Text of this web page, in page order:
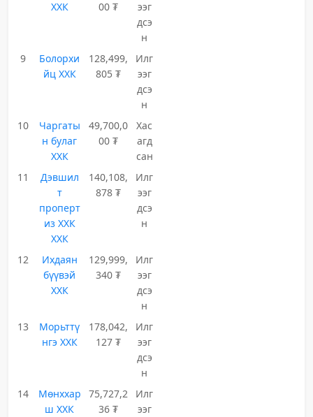
ХХК
00 ₮
ээг
дсэ
н
9
Болорхи
йц ХХК
128,499,
805 ₮
Илг
ээг
дсэ
н
10
Чаргаты
н булаг
ХХК
49,700,0
00 ₮
Хас
агд
сан
11
Дэвшил
т
проперт
из ХХК
ХХК
140,108,
878 ₮
Илг
ээг
дсэ
н
12
Ихдаян
бүүвэй
ХХК
129,999,
340 ₮
Илг
ээг
дсэ
н
13
Морьттү
нгэ ХХК
178,042,
127 ₮
Илг
ээг
дсэ
н
14
Мөнххар
ш ХХК
75,727,2
36 ₮
Илг
ээг